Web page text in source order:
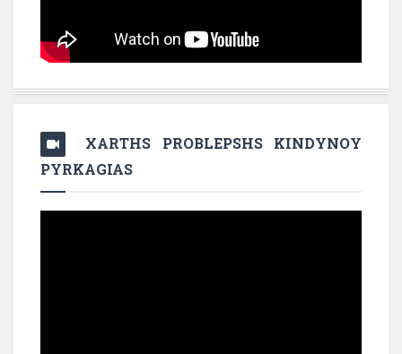
XARTHS PROBLEPSHS KINDYNOY
PYRKAGIAS